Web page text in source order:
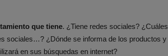
que tiene. ¿Tiene redes sociales?
sociales…? ¿Dónde se informa de los productos
en sus búsquedas en internet?